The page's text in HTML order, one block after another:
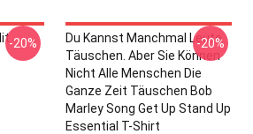
-20%
Du Kannst Manchmal Leute
Täuschen. Aber Sie Können
Nicht Alle Menschen Die
Ganze Zeit Täuschen Bob
Marley Song Get Up Stand Up
Essential T-Shirt
-20%